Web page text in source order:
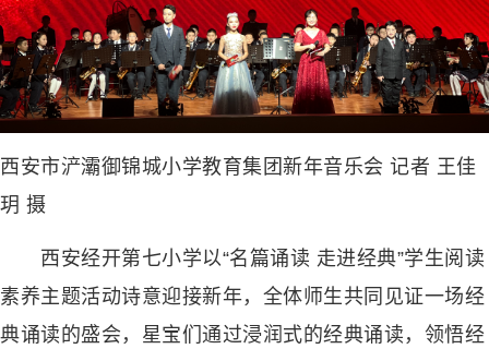
西安市浐灞御锦城小学教育集团新年音乐会 记者 王佳
玥 摄
西安经开第七小学以“名篇诵读 走进经典”学生阅读
素养主题活动诗意迎接新年，全体师生共同见证一场经
典诵读的盛会，星宝们通过浸润式的经典诵读，领悟经